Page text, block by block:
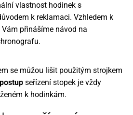
vlastnost hodinek s
k reklamaci. Vzhledem k
přinášíme návod na
se můžou lišit použitým strojkem
seřízení stopek je vždy
k hodinkám.